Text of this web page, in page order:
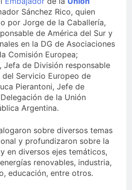
Sánchez Rico, quien
por Jorge de la Caballería,
de América del Sur y
en la DG de Asociaciones
Comisión Europea;
Jefa de División responsable
Servicio Europeo de
Pierantoni, Jefe de
de la Unión
Argentina.
sobre diversos temas
y profundizaron sobre la
en diversos ejes temáticos,
renovables, industria,
educación, entre otros.